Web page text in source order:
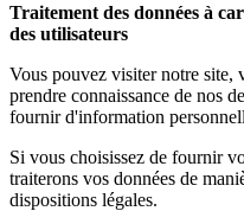
Traitement des données à
des utilisateurs
Vous pouvez visiter notre site,
prendre connaissance de nos
fournir d'information
Si vous choisissez de fournir
traiterons vos données de
dispositions légales.